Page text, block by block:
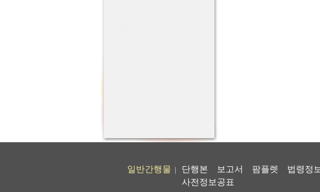
일반간행물 단행본 보고서 팜플렛
법령정
사전정보공표